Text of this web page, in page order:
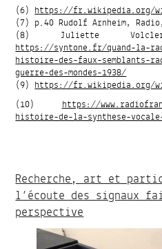
(6)https://fr.wikipedia.org/
(7) p.40 Rudolf Arnheim,
(8) Juliette
https://syntone.fr/quand-la-
histoire-des-faux-semblants-
guerre-des-mondes-1938/
(9)https://fr.wikipedia.org/
(10)https://
histoire-de-la-synthese-vocale-
Recherche, art et
l’écoute des signaux
perspective